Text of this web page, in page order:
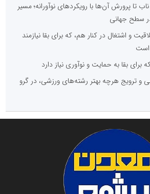
تا پرورش آن‌ها با رویکردهای نوآورانه؛ مسیر
سطح جهانی
و اشتغال در کنار هم، که برای بقا نیازمند
است
برای بقا به حمایت و نوآوری نیاز دارد
و ترویج هرچه بهتر رشته‌های ورزشی، در گرو